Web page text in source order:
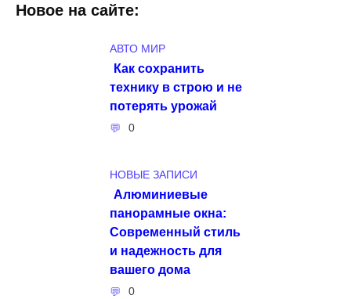
Новое на сайте:
АВТО МИР
Как сохранить
технику в строю и не
потерять урожай
0
НОВЫЕ ЗАПИСИ
Алюминиевые
панорамные окна:
Современный стиль
и надежность для
вашего дома
0